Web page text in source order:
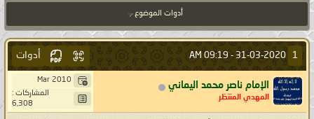
أدوات الموضوع
1
31-03-2020 -
09:19 AM أدوات
الإمام ناصر محمد اليماني
المهدي المنتظر
Mar 2010
المشاركات :
6,308